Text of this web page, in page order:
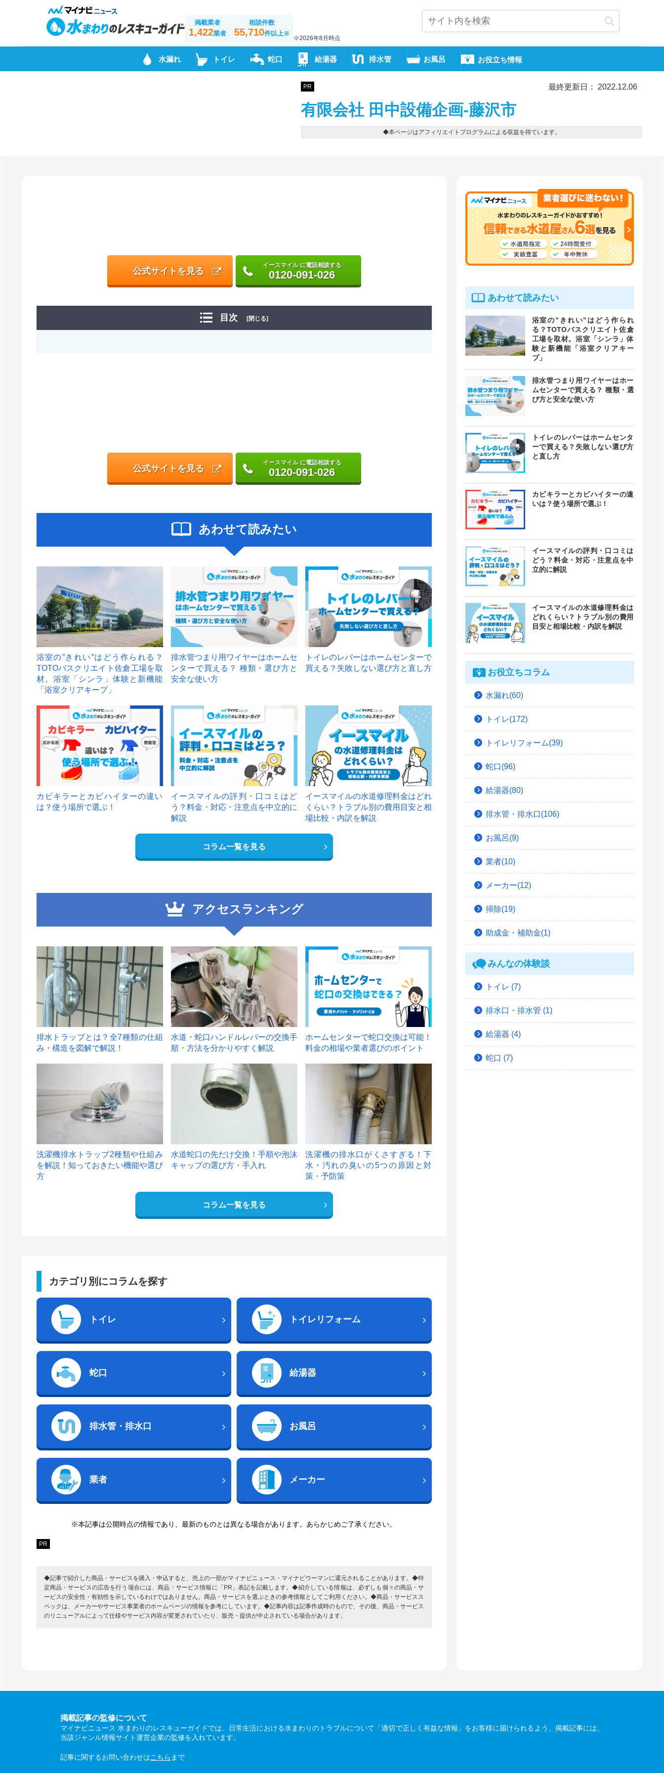
掲載業者
1,422業者
相談件数
55,710件以上※
※2026年8月時点
水漏れ トイレ 蛇口 給湯器 排水管 お風呂 お役立ち情報
PR 最終更新日： 2022.12.06
有限会社 田中設備企画-藤沢市
◆本ページはアフィリエイトプログラムによる収益を得ています。
公式サイトを見る
イースマイル に電話相談する
0120-091-026
目次 [閉じる]
公式サイトを見る
イースマイル に電話相談する
0120-091-026
あわせて読みたい
浴室の”きれい”はどう作られる？
TOTOバスクリエイト佐倉工場を取
材。浴室「シンラ」体験と新機能
「浴室クリアキープ」
排水管つまり用ワイヤーはホームセ
ンターで買える？ 種類・選び方と
安全な使い方
トイレのレバーはホームセンターで
買える？失敗しない選び方と直し方
カビキラーとカビハイターの違い
は？使う場所で選ぶ！
イースマイルの評判・口コミはど
う？料金・対応・注意点を中立的に
解説
イースマイルの水道修理料金はどれ
くらい？トラブル別の費用目安と相
場比較・内訳を解説
コラム一覧を見る
アクセスランキング
1
排水トラップとは？全7種類の仕組
み・構造を図解で解説！
2
水道・蛇口ハンドルレバーの交換手
順・方法を分かりやすく解説
ホームセンターで蛇口交換は可能！
料金の相場や業者選びのポイント
洗濯機排水トラップ2種類や仕組み
を解説！知っておきたい機能や選び
方
水道蛇口の先だけ交換！手順や泡沫
キャップの選び方・手入れ
洗濯機の排水口がくさすぎる！下
水・汚れの臭いの5つの原因と対
策・予防策
コラム一覧を見る
カテゴリ別にコラムを探す
トイレ トイレリフォーム
蛇口 給湯器
排水管・排水口 お風呂
業者 メーカー
※本記事は公開時点の情報であり、最新のものとは異なる場合があります。あらかじめご了承ください。
PR
◆記事で紹介した商品・サービスを購入・申込すると、売上の一部がマイナビニュース・マイナビウーマンに還元されることがあります。◆特
定商品・サービスの広告を行う場合には、商品・サービス情報に「PR」表記を記載します。◆紹介している情報は、必ずしも個々の商品・サ
ービスの安全性・有効性を示しているわけではありません。商品・サービスを選ぶときの参考情報としてご利用ください。◆商品・サービスス
ペックは、メーカーやサービス事業者のホームページの情報を参考にしています。◆記事内容は記事作成時のもので、その後、商品・サービス
のリニューアルによって仕様やサービス内容が変更されていたり、販売・提供が中止されている場合があります。
あわせて読みたい
浴室の”きれい”はどう作られ
る？TOTOバスクリエイト佐倉
工場を取材。浴室「シンラ」体
験と新機能「浴室クリアキー
プ」
排水管つまり用ワイヤーはホー
ムセンターで買える？ 種類・選
び方と安全な使い方
トイレのレバーはホームセンタ
ーで買える？失敗しない選び方
と直し方
カビキラーとカビハイターの違
いは？使う場所で選ぶ！
イースマイルの評判・口コミは
どう？料金・対応・注意点を中
立的に解説
イースマイルの水道修理料金は
どれくらい？トラブル別の費用
目安と相場比較・内訳を解説
お役立ちコラム
水漏れ(60)
トイレ(172)
トイレリフォーム(39)
蛇口(96)
給湯器(80)
排水管・排水口(106)
お風呂(9)
業者(10)
メーカー(12)
掃除(19)
助成金・補助金(1)
みんなの体験談
トイレ (7)
排水口・排水管 (1)
給湯器 (4)
蛇口 (7)
掲載記事の監修について
マイナビニュース 水まわりのレスキューガイドでは、日常生活における水まわりのトラブルについて「適切で正しく有益な情報」をお客様に届けられるよう、掲載記事には、
当該ジャンル情報サイト運営企業の監修を入れています。
記事に関するお問い合わせはこちら まで